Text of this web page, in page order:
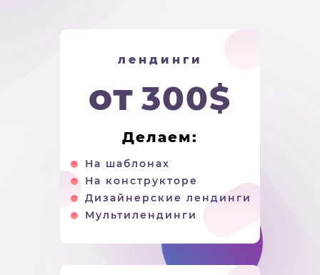
лендинги
от 300$
Делаем:
На шаблонах
На конструкторе
Дизайнерские лендинги
Мультилендинги